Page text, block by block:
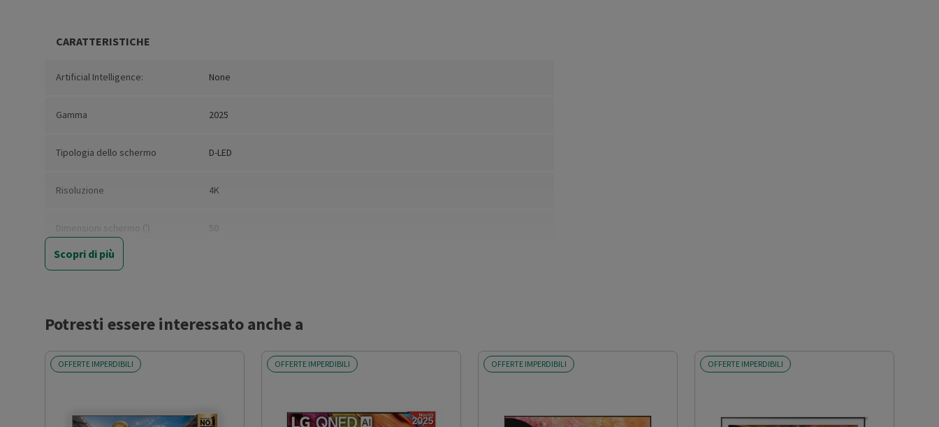
CARATTERISTICHE
Artificial Intelligence: None
Gamma 2025
Tipologia dello schermo D-LED
Risoluzione 4K
Dimensioni schermo (') 50
Risoluzione orizzontale (pixel)
No
Scopri di più
Potresti essere interessato anche a
OFFERTE IMPERDIBILI OFFERTE IMPERDIBILI OFFERTE IMPERDIBILI OFFERTE IMPERDIBILI